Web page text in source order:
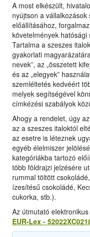
A most elkészült,
nyújtson a
előállításához,
követelmények
Tartalma a szeszes
gyakorlati
nevek”, az „összetett
és az „elegyek”
szemléltetés kedvéért
melyek segítségével
címkézési szabályok
Ahogy a rendelet, úgy
az a szeszes italoktól
az esetre is léteznek
egyéb élelmiszer
kategóriákba tartozó
több földrajzi jelzésére
rummal töltött
ízesítésű csokoládé,
cukorka, stb.).
Az útmutató
EUR-Lex -